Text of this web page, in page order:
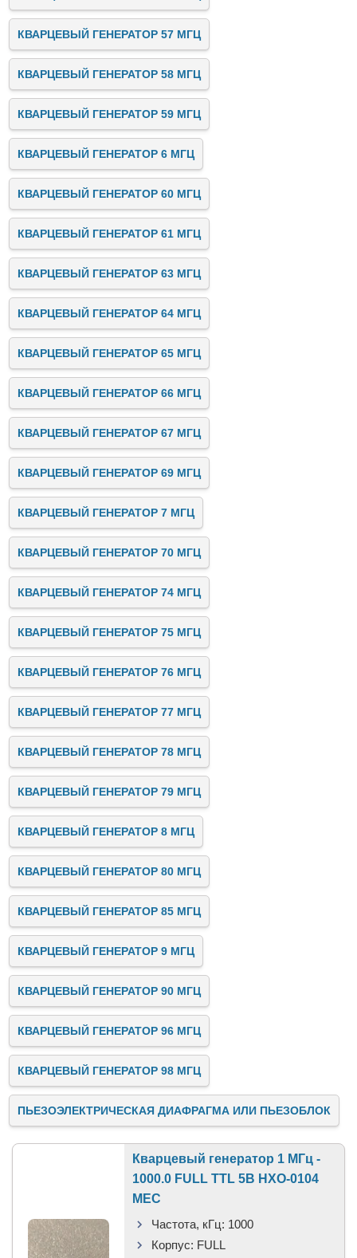
КВАРЦЕВЫЙ ГЕНЕРАТОР 57 МГЦ
КВАРЦЕВЫЙ ГЕНЕРАТОР 58 МГЦ
КВАРЦЕВЫЙ ГЕНЕРАТОР 59 МГЦ
КВАРЦЕВЫЙ ГЕНЕРАТОР 6 МГЦ
КВАРЦЕВЫЙ ГЕНЕРАТОР 60 МГЦ
КВАРЦЕВЫЙ ГЕНЕРАТОР 61 МГЦ
КВАРЦЕВЫЙ ГЕНЕРАТОР 63 МГЦ
КВАРЦЕВЫЙ ГЕНЕРАТОР 64 МГЦ
КВАРЦЕВЫЙ ГЕНЕРАТОР 65 МГЦ
КВАРЦЕВЫЙ ГЕНЕРАТОР 66 МГЦ
КВАРЦЕВЫЙ ГЕНЕРАТОР 67 МГЦ
КВАРЦЕВЫЙ ГЕНЕРАТОР 69 МГЦ
КВАРЦЕВЫЙ ГЕНЕРАТОР 7 МГЦ
КВАРЦЕВЫЙ ГЕНЕРАТОР 70 МГЦ
КВАРЦЕВЫЙ ГЕНЕРАТОР 74 МГЦ
КВАРЦЕВЫЙ ГЕНЕРАТОР 75 МГЦ
КВАРЦЕВЫЙ ГЕНЕРАТОР 76 МГЦ
КВАРЦЕВЫЙ ГЕНЕРАТОР 77 МГЦ
КВАРЦЕВЫЙ ГЕНЕРАТОР 78 МГЦ
КВАРЦЕВЫЙ ГЕНЕРАТОР 79 МГЦ
КВАРЦЕВЫЙ ГЕНЕРАТОР 8 МГЦ
КВАРЦЕВЫЙ ГЕНЕРАТОР 80 МГЦ
КВАРЦЕВЫЙ ГЕНЕРАТОР 85 МГЦ
КВАРЦЕВЫЙ ГЕНЕРАТОР 9 МГЦ
КВАРЦЕВЫЙ ГЕНЕРАТОР 90 МГЦ
КВАРЦЕВЫЙ ГЕНЕРАТОР 96 МГЦ
КВАРЦЕВЫЙ ГЕНЕРАТОР 98 МГЦ
ПЬЕЗОЭЛЕКТРИЧЕСКАЯ ДИАФРАГМА ИЛИ ПЬЕЗОБЛОК
Кварцевый генератор 1 МГц -
1000.0 FULL TTL 5В HXO-0104
MEC
Частота, кГц: 1000
Корпус: FULL